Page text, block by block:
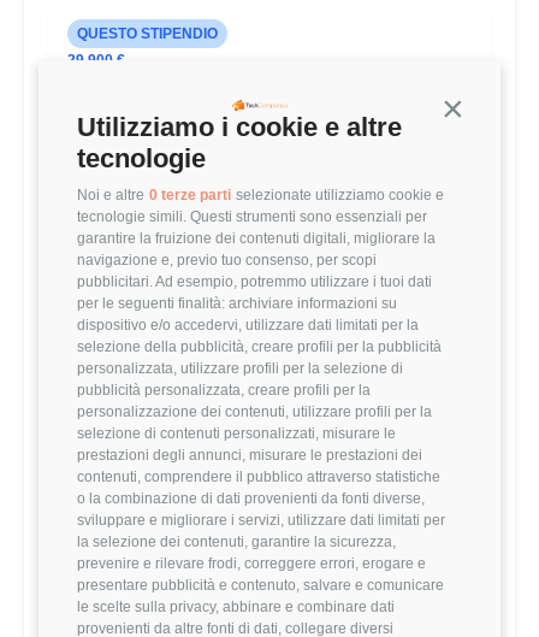
Continua
Utilizziamo i cookie e altre
tecnologie
Noi e altre 0 terze parti selezionate utilizziamo cookie e
tecnologie simili. Questi strumenti sono essenziali per
garantire la fruizione dei contenuti digitali, migliorare la
navigazione e, previo tuo consenso, per scopi
pubblicitari. Ad esempio, potremmo utilizzare i tuoi dati
per le seguenti finalità: archiviare informazioni su
dispositivo e/o accedervi, utilizzare dati limitati per la
selezione della pubblicità, creare profili per la pubblicità
personalizzata, utilizzare profili per la selezione di
pubblicità personalizzata, creare profili per la
personalizzazione dei contenuti, utilizzare profili per la
selezione di contenuti personalizzati, misurare le
prestazioni degli annunci, misurare le prestazioni dei
contenuti, comprendere il pubblico attraverso statistiche
o la combinazione di dati provenienti da fonti diverse,
sviluppare e migliorare i servizi, utilizzare dati limitati per
la selezione dei contenuti, garantire la sicurezza,
prevenire e rilevare frodi, correggere errori, erogare e
presentare pubblicità e contenuto, salvare e comunicare
le scelte sulla privacy, abbinare e combinare dati
provenienti da altre fonti di dati, collegare diversi
QUESTO STIPENDIO
29.900 €
MEDIA SOFTWARE ARCHITECT (1-3 ANNI)
45,708 €
Questo stipendio è al 8° percentile
-34.58% rispetto alla media
Statistiche
Campione
881 stipendi
Esperienza
1-3 anni